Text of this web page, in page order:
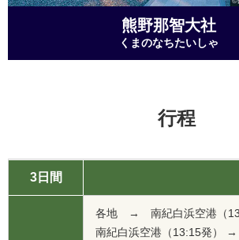
熊野那智大社
くまのなちたいしゃ
行程
3日間
各地 → 南紀白浜空港（
南紀白浜空港（13:15発）